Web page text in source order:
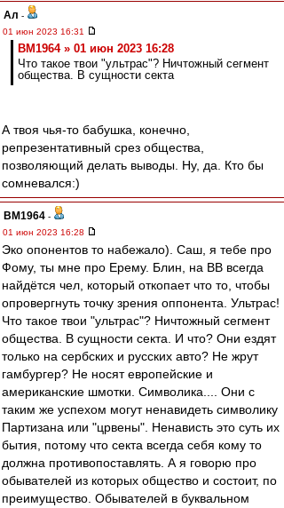
Ал -
01 июн 2023 16:31
BM1964 » 01 июн 2023 16:28
Что такое твои "ультрас"? Ничтожный сегмент
общества. В сущности секта
А твоя чья-то бабушка, конечно,
репрезентативный срез общества,
позволяющий делать выводы. Ну, да. Кто бы
сомневался:)
BM1964 -
01 июн 2023 16:28
Эко опонентов то набежало). Саш, я тебе про
Фому, ты мне про Ерему. Блин, на ВВ всегда
найдётся чел, который откопает что то, чтобы
опровергнуть точку зрения оппонента. Ультрас!
Что такое твои "ультрас"? Ничтожный сегмент
общества. В сущности секта. И что? Они ездят
только на сербских и русских авто? Не жрут
гамбургер? Не носят европейские и
американские шмотки. Символика.... Они с
таким же успехом могут ненавидеть символику
Партизана или "црвены". Ненависть это суть их
бытия, потому что секта всегда себя кому то
должна противопоставлять. А я говорю про
обывателей из которых общество и состоит, по
преимущество. Обывателей в буквальном